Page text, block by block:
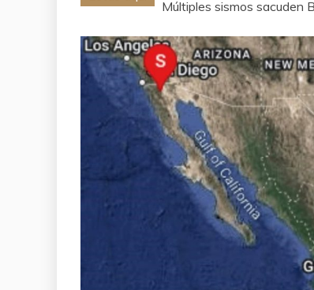
Múltiples sismos sacuden